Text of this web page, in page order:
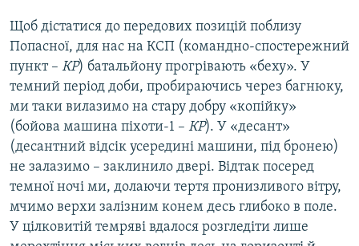
Щоб дістатися до передових позицій поблизу
Попасної, для нас на КСП (командно-спостережний
пункт – КР) батальйону прогрівають «беху». У
темний період доби, пробираючись через багнюку,
ми таки вилазимо на стару добру «копійку»
(бойова машина піхоти-1 – КР). У «десант»
(десантний відсік усередині машини, під бронею)
не залазимо – заклинило двері. Відтак посеред
темної ночі ми, долаючи тертя пронизливого вітру,
мчимо верхи залізним конем десь глибоко в поле.
У цілковитій темряві вдалося розгледіти лише